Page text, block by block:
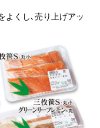
よくし､売り上げアッ